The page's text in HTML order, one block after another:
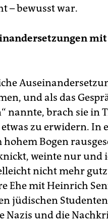
– bewusst war.
und als das
nannte, brach sie in
zu erwidern. In
Bogen
weinte nur und
nicht mehr
Ehe mit Heinrich
jüdischen
Nazis und die